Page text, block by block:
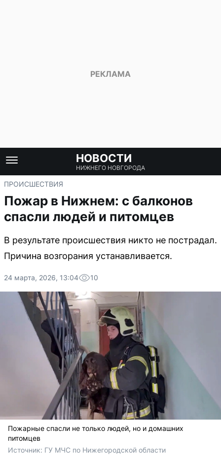
НОВОСТИ
НИЖНЕГО НОВГОРОДА
ПРОИСШЕСТВИЯ
Пожар в Нижнем: с балконов
спасли людей и питомцев
В результате происшествия никто не пострадал.
Причина возгорания устанавливается.
24 марта, 2026, 13:04 10
Пожарные спасли не только людей, но и домашних
питомцев
Источник: ГУ МЧС по Нижегородской области